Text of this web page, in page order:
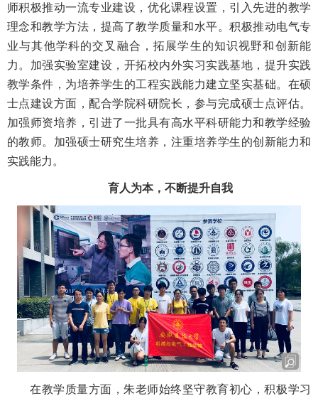
师积极推动一流专业建设，优化课程设置，引入先进的教学
理念和教学方法，提高了教学质量和水平。积极推动电气专
业与其他学科的交叉融合，拓展学生的知识视野和创新能
力。加强实验室建设，开拓校内外实习实践基地，提升实践
教学条件，为培养学生的工程实践能力建立坚实基础。在硕
士点建设方面，配合学院科研院长，参与完成硕士点评估。
加强师资培养，引进了一批具有高水平科研能力和教学经验
的教师。加强硕士研究生培养，注重培养学生的创新能力和
实践能力。
育人为本，不断提升自我
在教学质量方面，朱老师始终坚守教育初心，积极学习